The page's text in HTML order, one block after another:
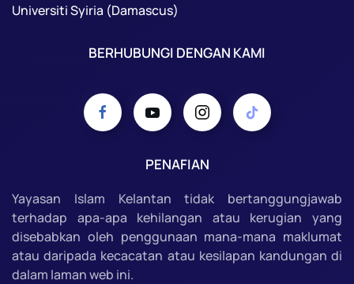
Universiti Syiria (Damascus)
BERHUBUNGI DENGAN KAMI
PENAFIAN
Yayasan Islam Kelantan tidak bertanggungjawab
terhadap apa-apa kehilangan atau kerugian yang
disebabkan oleh penggunaan mana-mana maklumat
atau daripada kecacatan atau kesilapan kandungan di
dalam laman web ini.